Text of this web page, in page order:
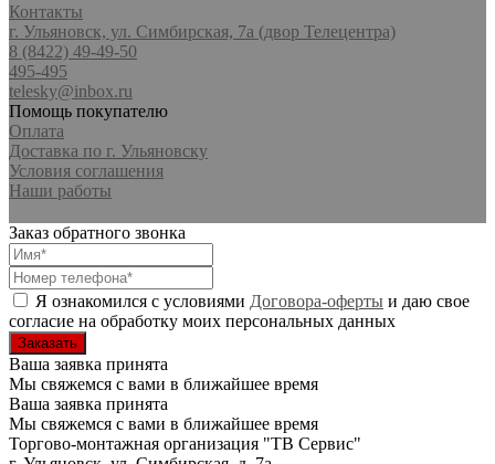
Контакты
г. Ульяновск, ул. Симбирская, 7а (двор Телецентра)
8 (8422) 49-49-50
495-495
telesky@inbox.ru
Помощь покупателю
Оплата
Доставка по г. Ульяновску
Условия соглашения
Наши работы
Заказ обратного звонка
Я ознакомился с условиями Договора-оферты и даю свое
согласие на обработку моих персональных данных
Ваша заявка принята
Мы свяжемся с вами в ближайшее время
Ваша заявка принята
Мы свяжемся с вами в ближайшее время
Торгово-монтажная организация "ТВ Сервис"